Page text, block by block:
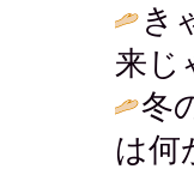
き
来じ
冬
は何